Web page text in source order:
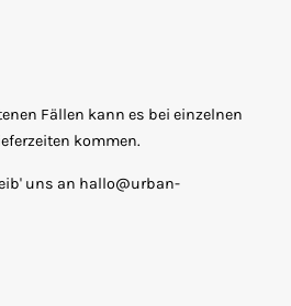
Fällen kann es bei einzelnen
kommen.
uns an hallo@urban-